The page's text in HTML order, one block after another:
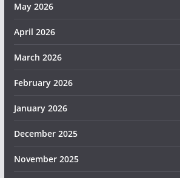
May 2026
April 2026
March 2026
February 2026
January 2026
December 2025
November 2025